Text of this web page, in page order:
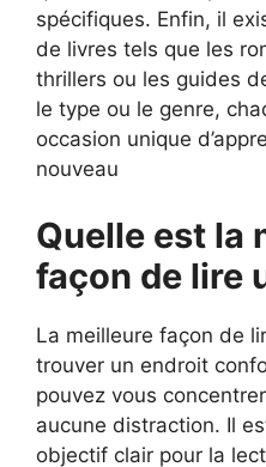
spécifiques. Enfin, il
de livres tels que les
thrillers ou les guides
le type ou le genre,
occasion unique
nouveau
Quelle est la
façon de lire
La meilleure façon de
trouver un endroit
pouvez vous
aucune distraction. Il
objectif clair pour la